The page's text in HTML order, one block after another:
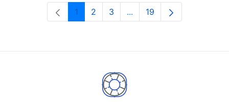
Page
1 Page
2 Page
3 ...Intermediate Pages Use
Page
19